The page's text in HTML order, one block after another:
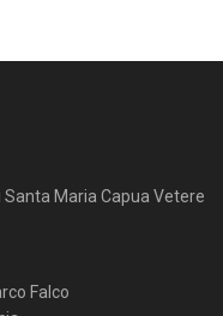
Maria Capua Vetere
Falco